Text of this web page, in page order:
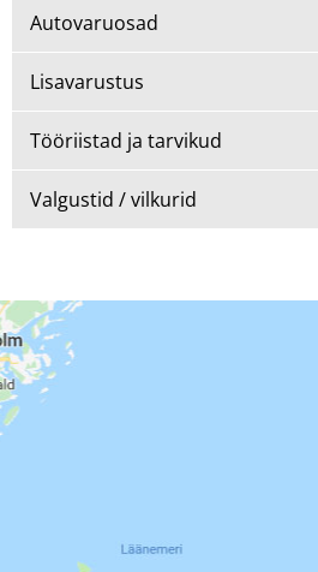
Autovaruosad
Lisavarustus
Tööriistad ja tarvikud
Valgustid / vilkurid